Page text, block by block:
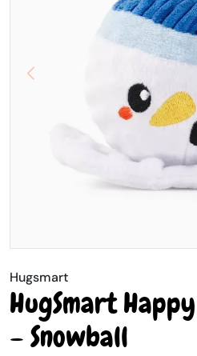
Hugsmart
HugSmart
– Snowball